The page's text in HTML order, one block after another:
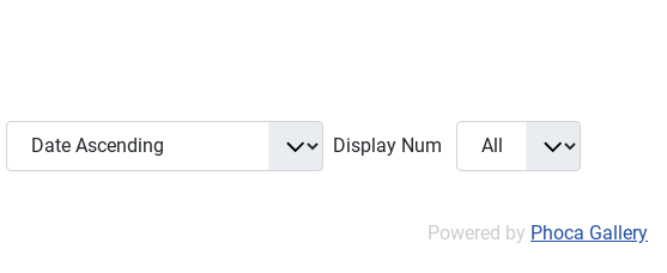
Display Num
Powered by Phoca Gallery